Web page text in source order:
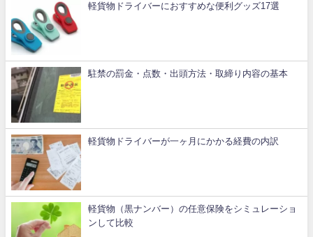
軽貨物ドライバーにおすすめな便利グッズ17選
駐禁の罰金・点数・出頭方法・取締り内容の基本
軽貨物ドライバーが一ヶ月にかかる経費の内訳
軽貨物（黒ナンバー）の任意保険をシミュレーショ
ンして比較